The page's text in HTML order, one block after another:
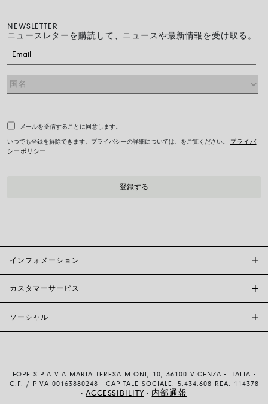
NEWSLETTER
ニュースレターを購読して、ニュースや最新情報を受け取る。
メールを受信することに同意します。
いつでも登録を解除できます。プライバシーの詳細については、をご覧ください。 プライバ
シーポリシー
インフォメーション
カスタマーサービス
配送・返品
ソーシャル
YOUTUBE
FOPE S.P.A VIA MARIA TERESA MIONI, 10, 36100 VICENZA - ITALIA -
C.F. / PIVA 00163880248 - CAPITALE SOCIALE: 5.434.608 REA: 114378
- ACCESSIBILITY - 内部通報